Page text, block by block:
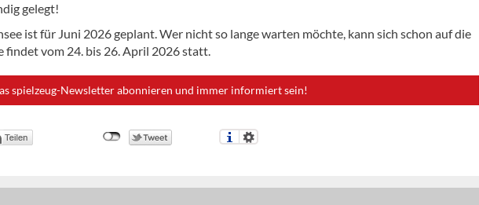
gelegt!
ist für Juni 2026 geplant. Wer nicht so lange warten möchte, kann sich schon auf die
findet vom 24. bis 26. April 2026 statt.
spielzeug-Newsletter abonnieren und immer informiert sein!